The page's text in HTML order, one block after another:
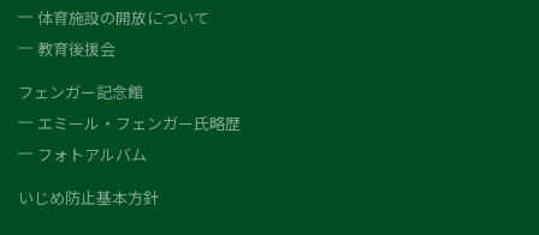
体育施設の開放について
教育後援会
フェンガー記念館
エミール・フェンガー氏略歴
フォトアルバム
いじめ防止基本方針